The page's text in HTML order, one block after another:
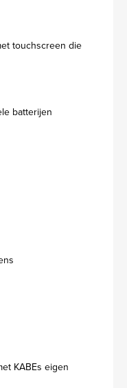
touchscreen die
batterijen
KABEs eigen